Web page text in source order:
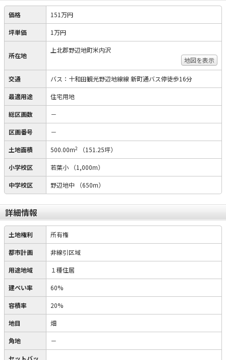
価格 151万円
坪単価 1万円
所在地
上北郡野辺地町米内沢
地図を表示
交通 バス：十和田観光野辺地線線 新町通バス停徒歩16分
最適用途 住宅用地
総区画数 －
区画番号 －
土地面積 500.00m2 （151.25坪）
小学校区 若葉小 （1,000m）
中学校区 野辺地中 （650m）
詳細情報
土地権利 所有権
都市計画 非線引区域
用途地域 １種住居
建ぺい率 60%
容積率 20%
地目 畑
角地 －
セットバッ